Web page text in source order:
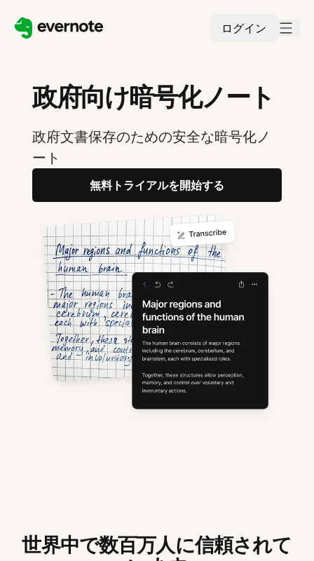
ログイン
政府向け暗号化ノート
政府文書保存のための安全な暗号化ノ
ート
無料トライアルを開始する
世界中で数百万人に信頼されて